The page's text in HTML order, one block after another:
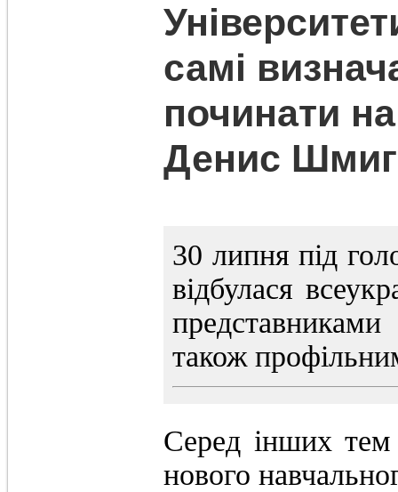
самі
починати
Денис
30 липня під
відбулася
також
Серед інших тем
нового